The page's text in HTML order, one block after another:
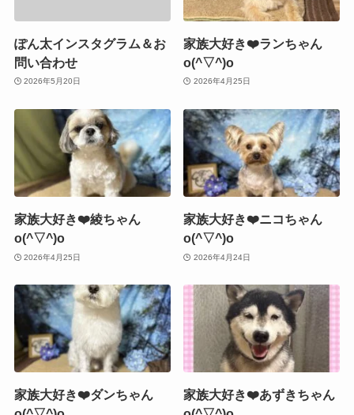
ぽん太インスタグラム＆お
問い合わせ
2026年5月20日
家族大好き❤️ランちゃん
o(^▽^)o
2026年4月25日
家族大好き❤️綾ちゃん
o(^▽^)o
2026年4月25日
家族大好き❤️ニコちゃん
o(^▽^)o
2026年4月24日
家族大好き❤️ダンちゃん
家族大好き❤️あずきちゃん